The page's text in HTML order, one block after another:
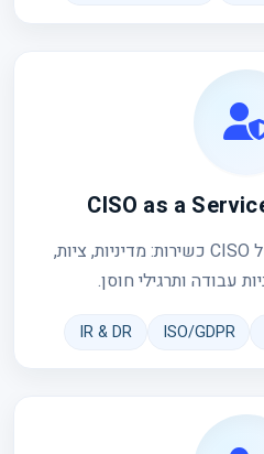
ליווי אסטרטגי ותפעולי של CISO כשירות: מדיניות, ציות,
ISO/GDPR
IR & DR